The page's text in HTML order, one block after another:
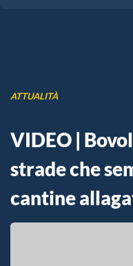
ATTUALITÀ
VIDEO |
strade che
cantine